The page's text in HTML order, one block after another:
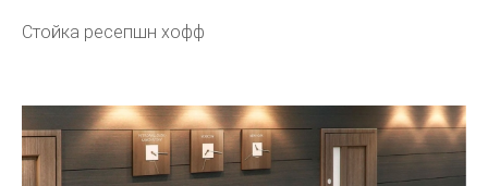
Стойка ресепшн хофф